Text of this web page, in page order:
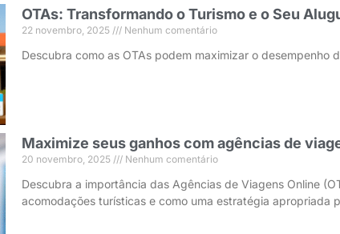
OTAs: Transformando o Turismo e o Seu
22 novembro, 2025 Nenhum comentário
Descubra como as OTAs podem maximizar o desempenho
Maximize seus ganhos com agências de
20 novembro, 2025 Nenhum comentário
Descubra a importância das Agências de Viagens Online
acomodações turísticas e como uma estratégia apropriada